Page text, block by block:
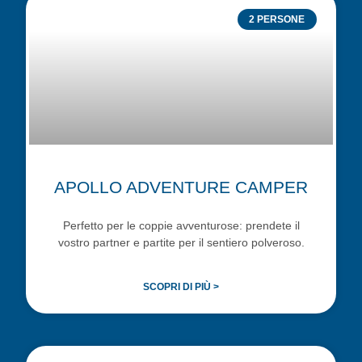
2 PERSONE
APOLLO ADVENTURE CAMPER
Perfetto per le coppie avventurose: prendete il
vostro partner e partite per il sentiero polveroso.
SCOPRI DI PIÙ >